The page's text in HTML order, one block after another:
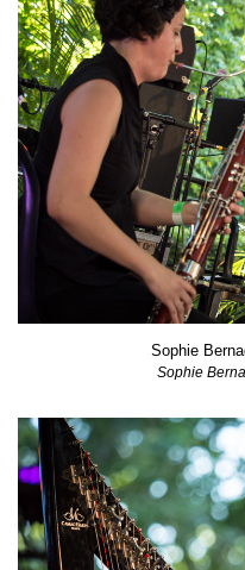
Sophie
Sophie